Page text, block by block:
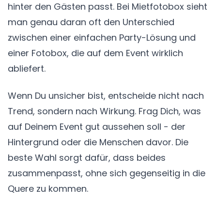
hinter den Gästen passt. Bei Mietfotobox sieht
man genau daran oft den Unterschied
zwischen einer einfachen Party-Lösung und
einer Fotobox, die auf dem Event wirklich
abliefert.
Wenn Du unsicher bist, entscheide nicht nach
Trend, sondern nach Wirkung. Frag Dich, was
auf Deinem Event gut aussehen soll - der
Hintergrund oder die Menschen davor. Die
beste Wahl sorgt dafür, dass beides
zusammenpasst, ohne sich gegenseitig in die
Quere zu kommen.